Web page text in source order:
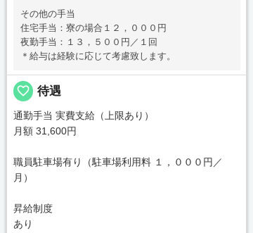
その他の手当
住宅手当：寮の場合１２，０００円
夜勤手当：１３，５００円／１回
＊給与は経験に応じて考慮致します。
favorite_border 待遇
通勤手当 実費支給（上限あり）
月額 31,600円
職員駐車場有り（駐車場利用料 １，０００円／
月）
昇給制度
あり